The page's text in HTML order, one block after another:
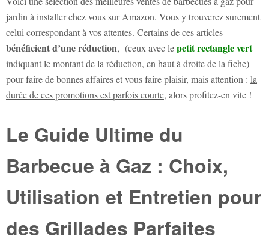
jardin à installer chez vous sur Amazon. Vous y trouverez surement
celui correspondant à vos attentes. Certains de ces articles
bénéficient d’une réduction, (ceux avec lepetit rectangle vert
indiquant le montant de la réduction, en haut à droite de la fiche)
pour faire de bonnes affaires et vous faire plaisir, mais attention : la
durée de ces promotions est parfois courte, alors profitez-en vite !
Le Guide Ultime du
Barbecue à Gaz : Choix,
Utilisation et Entretien pour
des Grillades Parfaites